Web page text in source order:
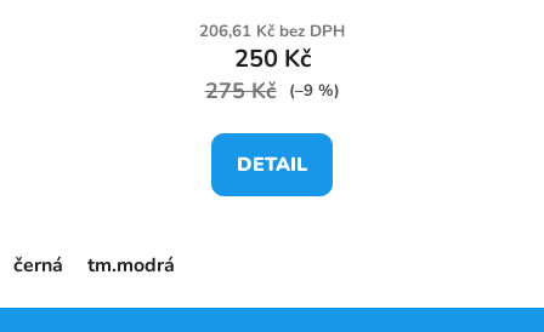
206,61 Kč bez DPH
250 Kč
275 Kč (–9 %)
DETAIL
černá tm.modrá